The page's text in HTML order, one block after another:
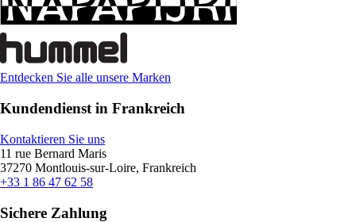
Entdecken Sie alle unsere Marken
Kundendienst in Frankreich
Kontaktieren Sie uns
11 rue Bernard Maris
37270 Montlouis-sur-Loire, Frankreich
+33 1 86 47 62 58
Sichere Zahlung